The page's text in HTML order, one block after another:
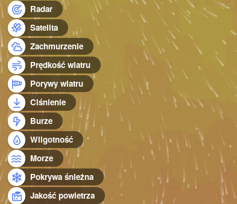
Radar
Satelita
Zachmurzenie
Prędkość wiatru
Porywy wiatru
Ciśnienie
Burze
Wilgotność
Morze
Pokrywa śnieżna
Jakość powietrza